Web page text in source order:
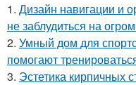
1. Дизайн навигации и
не заблудиться на
2. Умный дом для
помогают
3. Эстетика кирпичных